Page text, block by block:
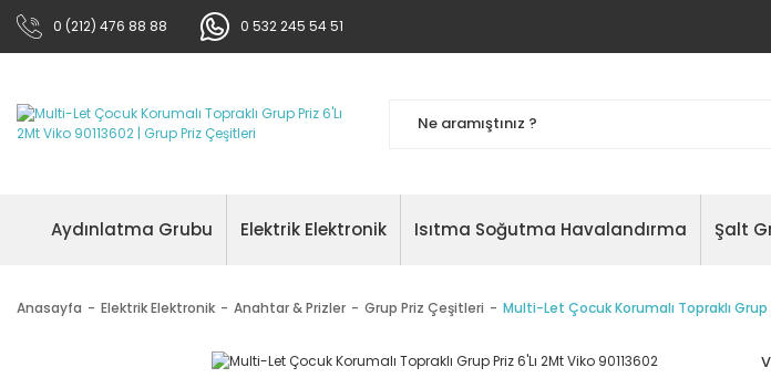
0 (212) 476 88 88 0 532 245 54 51
Aydınlatma Grubu Elektrik Elektronik Isıtma Soğutma Havalandırma Şalt
Anasayfa Elektrik Elektronik Anahtar & Prizler Grup Priz Çeşitleri Multi-Let Çocuk Korumalı Topraklı Grup